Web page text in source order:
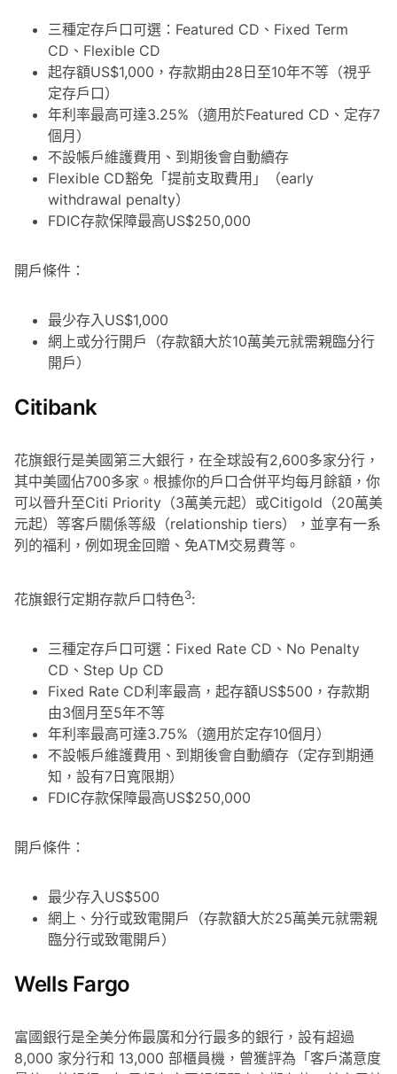
三種定存戶口可選：Featured CD、Fixed Term
CD、Flexible CD
起存額US$1,000，存款期由28日至10年不等（視乎
定存戶口）
年利率最高可達3.25%（適用於Featured CD、定存7
個月）
不設帳戶維護費用、到期後會自動續存
Flexible CD豁免「提前支取費用」（early
withdrawal penalty）
FDIC存款保障最高US$250,000
開戶條件：
最少存入US$1,000
網上或分行開戶（存款額大於10萬美元就需親臨分行
開戶）
Citibank
花旗銀行是美國第三大銀行，在全球設有2,600多家分行，
其中美國佔700多家。根據你的戶口合併平均每月餘額，你
可以晉升至Citi Priority（3萬美元起）或Citigold（20萬美
元起）等客戶關係等級（relationship tiers），並享有一系
列的福利，例如現金回贈、免ATM交易費等。
花旗銀行定期存款戶口特色3:
三種定存戶口可選：Fixed Rate CD、No Penalty
CD、Step Up CD
Fixed Rate CD利率最高，起存額US$500，存款期
由3個月至5年不等
年利率最高可達3.75%（適用於定存10個月）
不設帳戶維護費用、到期後會自動續存（定存到期通
知，設有7日寬限期）
FDIC存款保障最高US$250,000
開戶條件：
最少存入US$500
網上、分行或致電開戶（存款額大於25萬美元就需親
臨分行或致電開戶）
Wells Fargo
富國銀行是全美分佈最廣和分行最多的銀行，設有超過
8,000 家分行和 13,000 部櫃員機，曾獲評為「客戶滿意度